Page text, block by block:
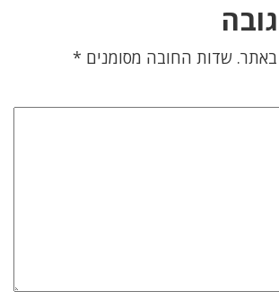
באתר. שדות החובה מסומנים *